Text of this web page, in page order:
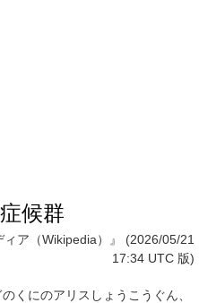
候群
ア（Wikipedia）』 (2026/05/21
17:34 UTC 版)
のくにのアリスしょうこうぐん、